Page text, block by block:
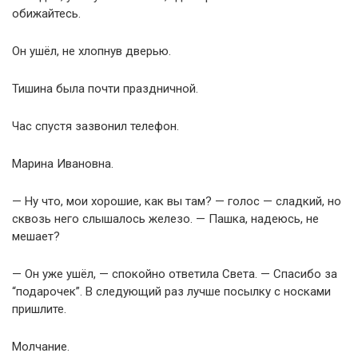
обижайтесь.
Он ушёл, не хлопнув дверью.
Тишина была почти праздничной.
Час спустя зазвонил телефон.
Марина Ивановна.
— Ну что, мои хорошие, как вы там? — голос — сладкий, но
сквозь него слышалось железо. — Пашка, надеюсь, не
мешает?
— Он уже ушёл, — спокойно ответила Света. — Спасибо за
“подарочек”. В следующий раз лучше посылку с носками
пришлите.
Молчание.